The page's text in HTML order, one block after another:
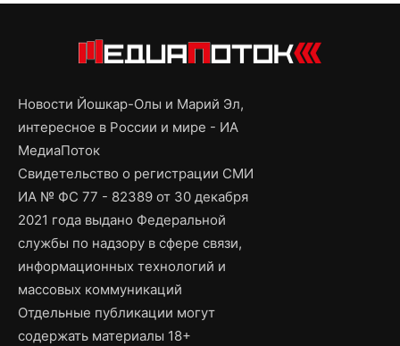
Новости Йошкар-Олы и Марий Эл,
интересное в России и мире - ИА
МедиаПоток
Свидетельство о регистрации СМИ
ИА № ФС 77 - 82389 от 30 декабря
2021 года выдано Федеральной
службы по надзору в сфере связи,
информационных технологий и
массовых коммуникаций
Отдельные публикации могут
содержать материалы 18+